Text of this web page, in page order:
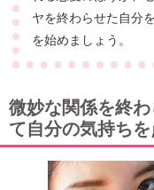
ヤを終わらせた自分
を始めましょう。
微妙な関係を終
て自分の気持ち